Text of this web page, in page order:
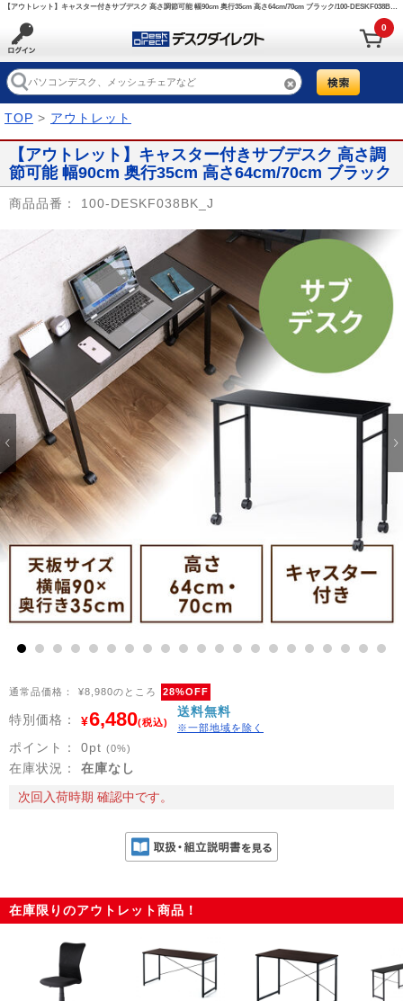
【アウトレット】キャスター付きサブデスク 高さ調節可能 幅90cm 奥行35cm 高さ64cm/70cm ブラック/100-DESKF038BK_J【デスクダイレクト】
0
TOP > アウトレット
【アウトレット】キャスター付きサブデスク 高さ調
節可能 幅90cm 奥行35cm 高さ64cm/70cm ブラック
商品品番： 100-DESKF038BK_J
10 11 12 13 14 15 16 17 18 19 20
Prev
通常品価格： ¥8,980のところ 28%OFF
特別価格： ¥6,480(税込)
送料無料
※一部地域を除く
ポイント： 0pt (0%)
在庫状況：
在庫なし
次回入荷時期 確認中です。
在庫限りのアウトレット商品！